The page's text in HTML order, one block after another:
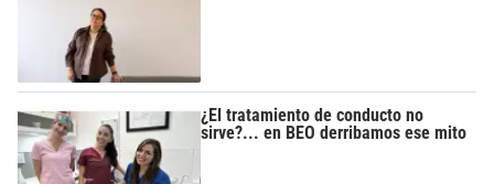
¿El tratamiento de conducto no
sirve?... en BEO derribamos ese mito